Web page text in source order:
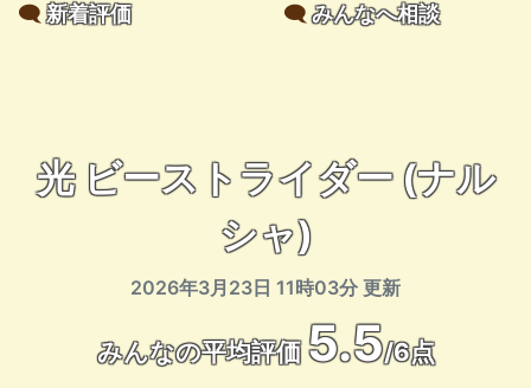
🗨️新着評価 🗨️みんなへ相談
光 ビーストライダー (ナル
シャ)
2026年3月23日 11時03分 更新
みんなの平均評価 5.5/6点